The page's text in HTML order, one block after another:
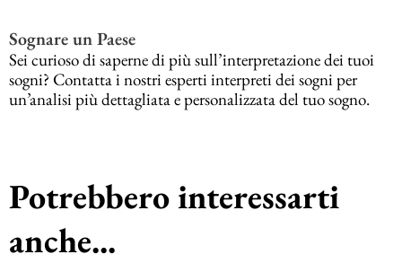
Sognare un Paese
Sei curioso di saperne di più sull’interpretazione dei tuoi
sogni? Contatta i nostri esperti interpreti dei sogni per
un’analisi più dettagliata e personalizzata del tuo sogno.
Potrebbero interessarti
anche...